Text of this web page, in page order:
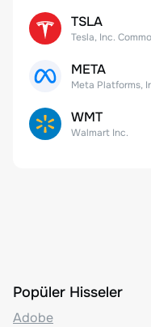
TSLA
META
WMT
Walmart Inc.
Popüler Hisseler
Adobe